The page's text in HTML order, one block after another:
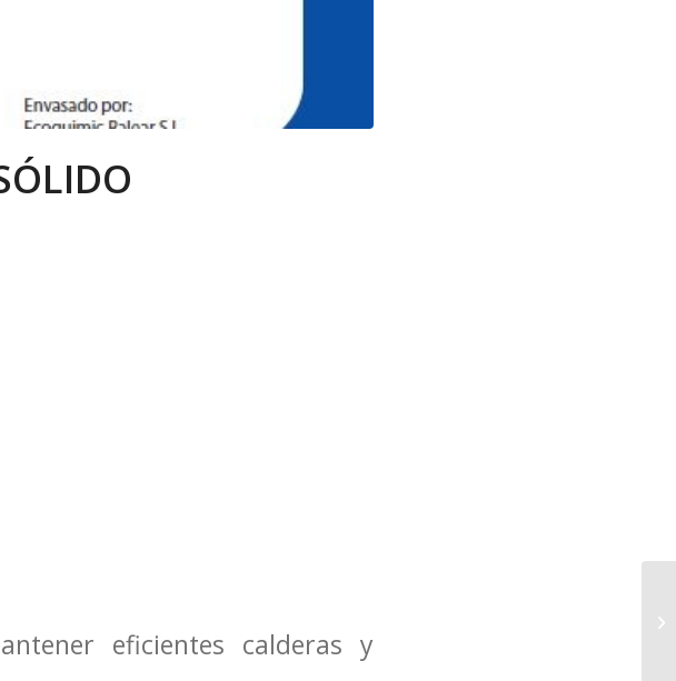
eficientes calderas y